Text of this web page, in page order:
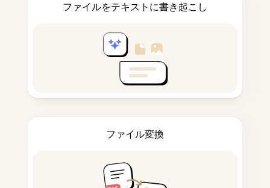
ファイルをテキストに書き起こし
ファイル変換